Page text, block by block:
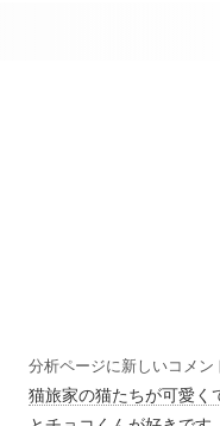
分析ページに新しいコメン
猫旅家の猫たちが可愛く